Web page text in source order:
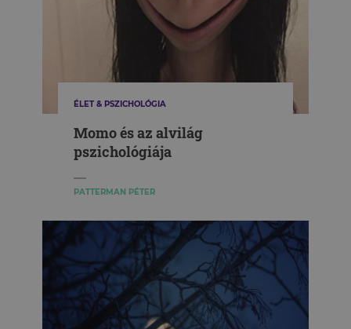
ÉLET & PSZICHOLÓGIA
Momo és az alvilág
pszichológiája
PATTERMAN PÉTER